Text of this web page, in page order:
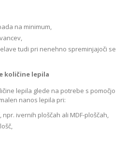
na minimum,
tudi pri nenehno spreminjajoči se
količine lepila
lepila glede na potrebe s pomočjo
nanos lepila pri:
ivernih ploščah ali MDF-ploščah,